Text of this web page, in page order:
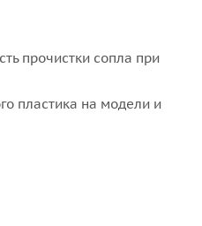
прочистки сопла при
пластика на модели и